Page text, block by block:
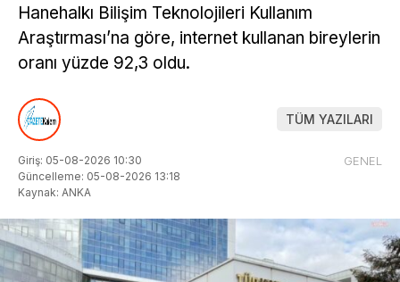
Hanehalkı Bilişim Teknolojileri Kullanım
Araştırması’na göre, internet kullanan bireylerin
oranı yüzde 92,3 oldu.
TÜM YAZILARI
Giriş: 05-08-2026 10:30
Güncelleme: 05-08-2026 13:18
Kaynak: ANKA
GENEL